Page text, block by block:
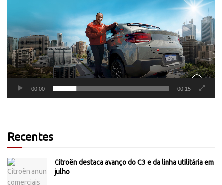
00:00 00:15
Recentes
Citroën destaca avanço do C3 e da linha utilitária em
julho